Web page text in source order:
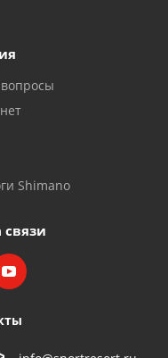
Shimano
связи